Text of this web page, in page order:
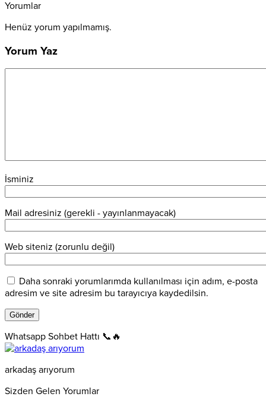
Yorumlar
Henüz yorum yapılmamış.
Yorum Yaz
İsminiz
Mail adresiniz (gerekli - yayınlanmayacak)
Web siteniz (zorunlu değil)
Daha sonraki yorumlarımda kullanılması için adım, e-posta
adresim ve site adresim bu tarayıcıya kaydedilsin.
Whatsapp Sohbet Hattı 📞🔥
arkadaş arıyorum
Sizden Gelen Yorumlar